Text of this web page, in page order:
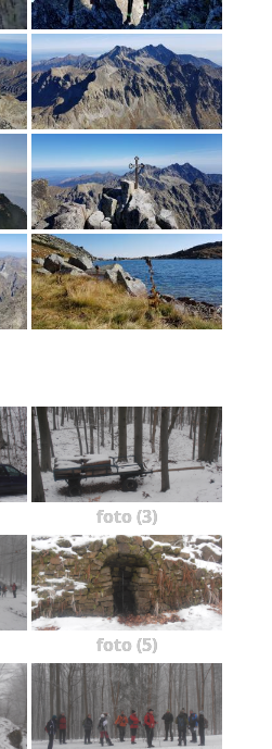
foto (3)
foto (5)